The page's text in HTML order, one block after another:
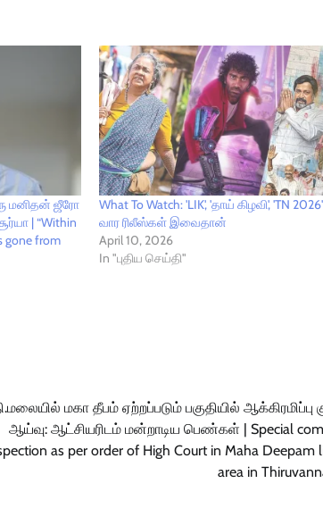
மனிதன் ஜீரோ
| “Within
gone from
What To Watch: 'LIK', 'தாய் கிழவி', 'TN
வார ரிலீஸ்கள் இவைதான்
April 10, 2026
In "புதிய செய்தி"
மகா தீபம் ஏற்றப்படும் பகுதியில் ஆக்கிரமிப்பு
ஆய்வு: ஆட்சியரிடம் மன்றாடிய பெண்கள் | Special
as per order of High Court in Maha Deepam
area in